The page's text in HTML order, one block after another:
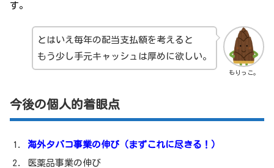
す。
もりっこ。
とはいえ毎年の配当支払額を考えると
もう少し手元キャッシュは厚めに欲しい。
今後の個人的着眼点
海外タバコ事業の伸び（まずこれに尽きる！）
医薬品事業の伸び